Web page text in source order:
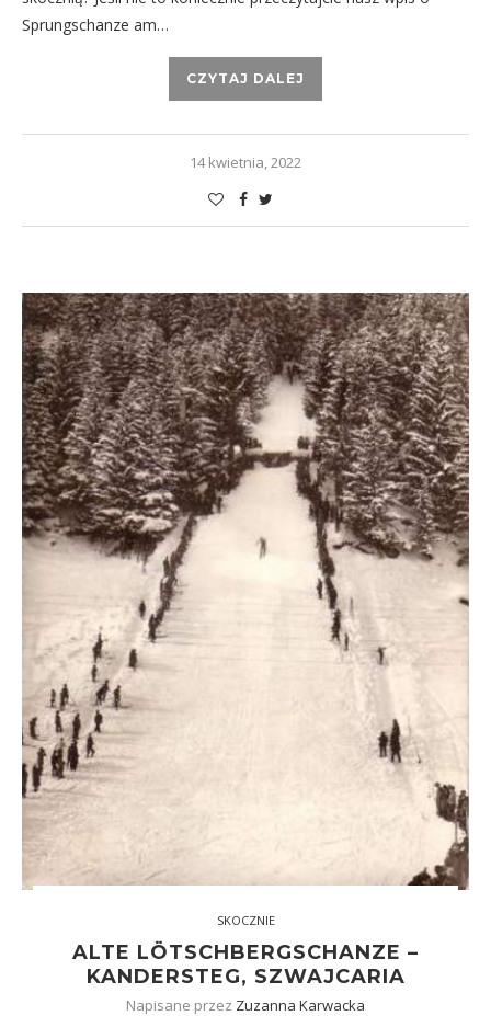
Sprungschanze am…
CZYTAJ DALEJ
14 kwietnia, 2022
SKOCZNIE
ALTE LÖTSCHBERGSCHANZE –
KANDERSTEG, SZWAJCARIA
Napisane przez Zuzanna Karwacka